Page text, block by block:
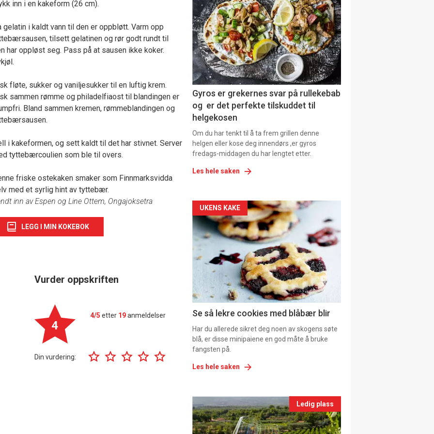
inn i en kakeform (26 cm).
gelatin i kaldt vann til den er oppbløtt. Varm opp
tilsett gelatinen og rør godt rundt til
har oppløst seg. Pass på at sausen ikke koker.
fløte, sukker og vaniljesukker til en luftig krem.
sammen rømme og philadelfiaost til blandingen er
Bland sammen kremen, rømmeblandingen og
i kakeformen, og sett kaldt til det har stivnet. Server
tyttebærcoulien som ble til overs.
friske ostekaken smaker som Finnmarksvidda
med et syrlig hint av tyttebær.
inn av Espen og Line Ottem, Ongajoksetra
LEGG I MIN KOKEBOK
Vurder oppskriften
4
4/5 etter 19anmeldelser
Din vurdering:
detail
-
section
11
Dagens
rett
2
Gyros er grekernes svar på rullekebab
og er det perfekte tilskuddet til
helgekosen
Om du har tenkt til å ta frem grillen denne
helgen eller kose deg innendørs ,er gyros
fredags-middagen du har lengtet etter.
Les hele saken
Artikler
detail
-
section
11
Ukens
vin
UKENS KAKE
Se så lekre cookies med blåbær blir
Har du allerede sikret deg noen av skogens søte
blå, er disse minipaiene en god måte å bruke
fangsten på.
Les hele saken
Events
single
Ledig plass